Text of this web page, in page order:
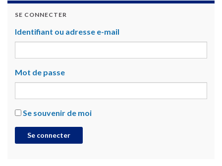
SE CONNECTER
Identifiant ou adresse e-mail
Mot de passe
Se souvenir de moi
Se connecter